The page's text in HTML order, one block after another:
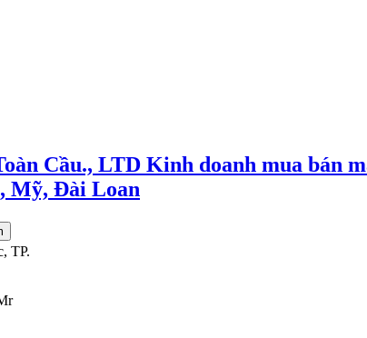
Cầu., LTD Kinh doanh mua bán
Mỹ, Đài Loan
TP.